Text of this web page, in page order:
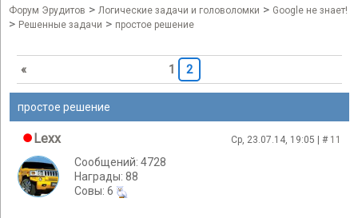
Форум Эрудитов > Логические задачи и головоломки > Google не знает!
> Решенные задачи > простое решение
« 1 2
простое решение
Lexx Ср, 23.07.14, 19:05 | # 11
Сообщений: 4728
Награды: 88
Cовы: 6